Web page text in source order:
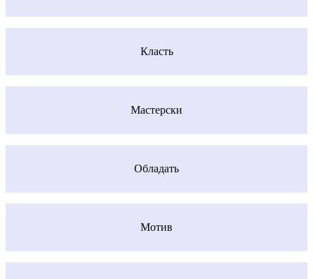
Класть
Мастерски
Обладать
Мотив